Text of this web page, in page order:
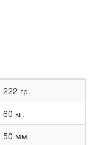
222 гр.
60 кг.
50 мм